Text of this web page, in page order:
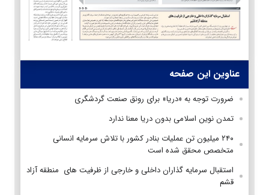
عناوین این صفحه
ضرورت توجه به «دریا» برای رونق صنعت گردشگری
تمدن نوین اسلامی بدون دریا معنا ندارد
۲۴۰ میلیون تن عملیات بنادر کشور با تلاش سرمایه انسانی
متخصص محقق شده است
استقبال سرمایه گذاران داخلی و خارجی از ظرفیت های منطقه آزاد
قشم